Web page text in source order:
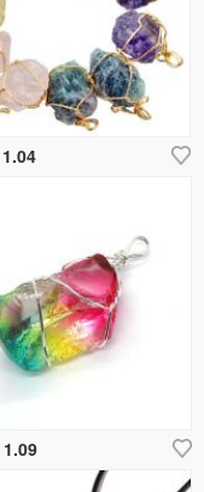
1.04
1.09